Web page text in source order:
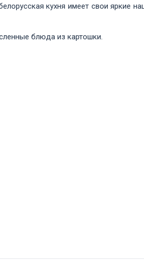
кухня имеет свои яркие
блюда из картошки.